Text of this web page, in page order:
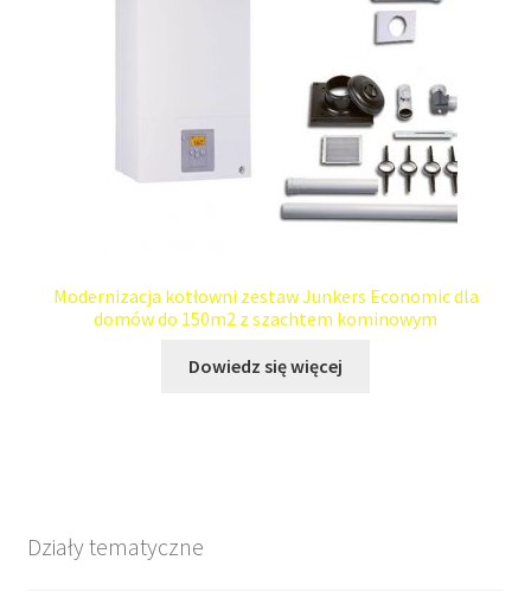
Modernizacja kotłowni zestaw Junkers Economic dla
domów do 150m2 z szachtem kominowym
Dowiedz się więcej
Działy tematyczne